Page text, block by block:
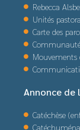
Rebecca
Unités
Carte des
Mouvements
Annonce de
Catéchèse